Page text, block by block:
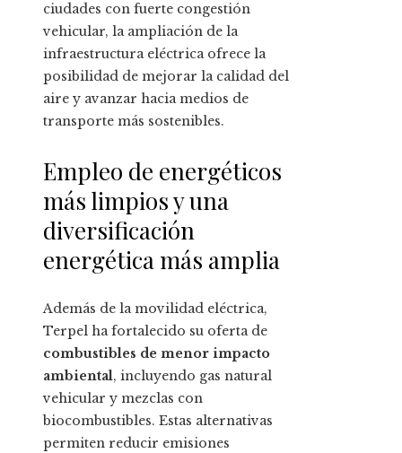
ciudades con fuerte congestión
vehicular, la ampliación de la
infraestructura eléctrica ofrece la
posibilidad de mejorar la calidad del
aire y avanzar hacia medios de
transporte más sostenibles.
Empleo de energéticos
más limpios y una
diversificación
energética más amplia
Además de la movilidad eléctrica,
Terpel ha fortalecido su oferta de
combustibles de menor impacto
ambiental, incluyendo gas natural
vehicular y mezclas con
biocombustibles. Estas alternativas
permiten reducir emisiones